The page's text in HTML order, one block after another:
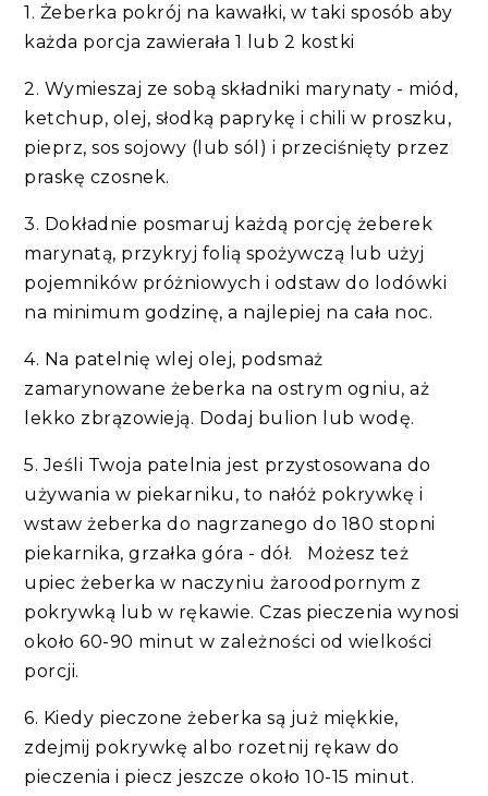
1. Żeberka pokrój na kawałki, w taki sposób aby
każda porcja zawierała 1 lub 2 kostki
2. Wymieszaj ze sobą składniki marynaty - miód,
ketchup, olej, słodką paprykę i chili w proszku,
pieprz, sos sojowy (lub sól) i przeciśnięty przez
praskę czosnek.
3. Dokładnie posmaruj każdą porcję żeberek
marynatą, przykryj folią spożywczą lub użyj
pojemników próżniowych i odstaw do lodówki
na minimum godzinę, a najlepiej na cała noc.
4. Na patelnię wlej olej, podsmaż
zamarynowane żeberka na ostrym ogniu, aż
lekko zbrązowieją. Dodaj bulion lub wodę.
5. Jeśli Twoja patelnia jest przystosowana do
używania w piekarniku, to nałóż pokrywkę i
wstaw żeberka do nagrzanego do 180 stopni
piekarnika, grzałka góra - dół. Możesz też
upiec żeberka w naczyniu żaroodpornym z
pokrywką lub w rękawie. Czas pieczenia wynosi
około 60-90 minut w zależności od wielkości
porcji.
6. Kiedy pieczone żeberka są już miękkie,
zdejmij pokrywkę albo rozetnij rękaw do
pieczenia i piecz jeszcze około 10-15 minut.